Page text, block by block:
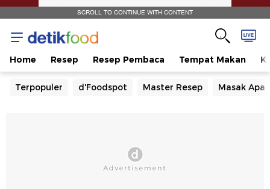
SCROLL TO CONTINUE WITH CONTENT
Home Resep Resep Pembaca Tempat Makan
Terpopuler d'Foodspot Master Resep Masak Apa